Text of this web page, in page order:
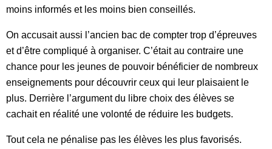
moins informés et les moins bien conseillés.
On accusait aussi l’ancien bac de compter trop d’épreuves
et d’être compliqué à organiser. C’était au contraire une
chance pour les jeunes de pouvoir bénéficier de nombreux
enseignements pour découvrir ceux qui leur plaisaient le
plus. Derrière l’argument du libre choix des élèves se
cachait en réalité une volonté de réduire les budgets.
Tout cela ne pénalise pas les élèves les plus favorisés.